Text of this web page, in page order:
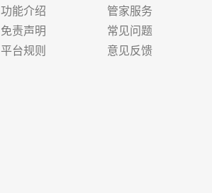
功能介绍
免责声明
平台规则
管家服务
常见问题
意见反馈